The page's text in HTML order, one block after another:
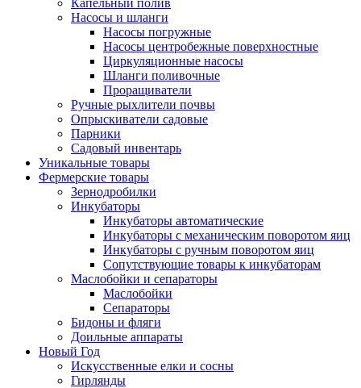
Насосы и шланги
Насосы погружные
Насосы центробежные поверхностные
Циркуляционные насосы
Шланги поливочные
Проращиватели
Ручные рыхлители почвы
Опрыскиватели садовые
Парники
Садовый инвентарь
Уникальные товары
Фермерские товары
Зернодробилки
Инкубаторы
Инкубаторы автоматические
Инкубаторы с механическим поворотом яиц
Инкубаторы с ручным поворотом яиц
Сопутствующие товары к инкубаторам
Маслобойки и сепараторы
Маслобойки
Сепараторы
Бидоны и фляги
Доильные аппараты
Новый Год
Искусственные елки и сосны
Гирлянды